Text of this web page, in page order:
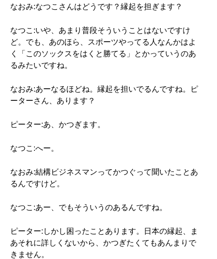
なおみ:なつこさんはどうです？縁起を担ぎます？
なつこ:いや、あまり普段そういうことはないですけ
ど。でも、あのほら、スポーツやってる人なんかはよ
く「このソックスをはくと勝てる」とかっていうのあ
るみたいですね。
なおみ:あーなるほどね。縁起を担いでるんですね。ピ
ーターさん、あります？
ピーター:あ、かつぎます。
なつこ:へー。
なおみ:結構ビジネスマンってかつぐって聞いたことあ
るんですけど。
なつこ:あー、でもそういうのあるんですね。
ピーター:しかし困ったことあります。日本の縁起、ま
あそれに詳しくないから、かつぎたくてもあんまりで
きません。